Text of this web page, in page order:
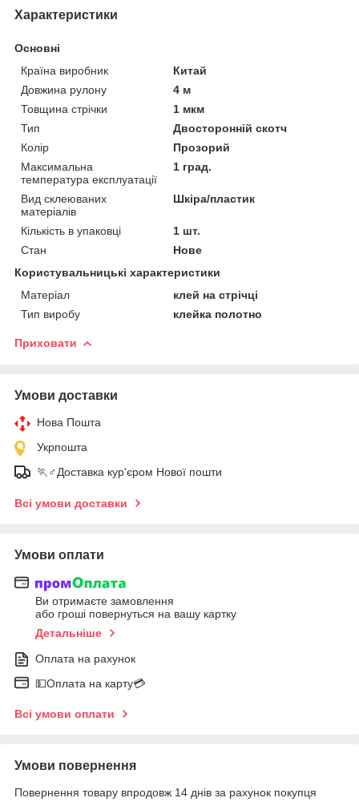
Характеристики
Основні
Країна виробник
Китай
Довжина рулону
4 м
Товщина стрічки
1 мкм
Тип
Двосторонній скотч
Колір
Прозорий
Максимальна
температура експлуатації
1 град.
Вид склеюваних
матеріалів
Шкіра/пластик
Кількість в упаковці
1 шт.
Стан
Нове
Користувальницькі характеристики
Матеріал
клей на стрічці
Тип виробу
клейка полотно
Приховати
Умови доставки
Нова Пошта
Укрпошта
🏃♂️Доставка кур'єром Нової пошти
Всі умови доставки
Умови оплати
Ви отримаєте замовлення
або гроші повернуться на вашу картку
Детальніше
Оплата на рахунок
💵Оплата на карту💳
Всі умови оплати
Умови повернення
Повернення товару впродовж 14 днів за рахунок покупця